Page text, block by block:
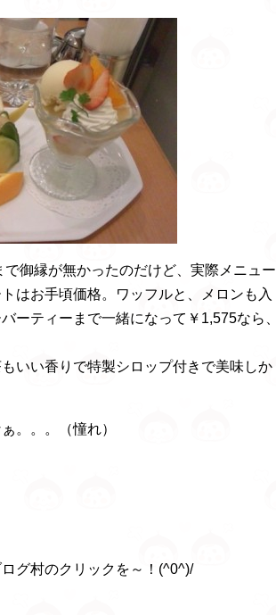
御縁が無かったのだけど、実際メニュー
はお手頃価格。ワッフルと、メロンも入
ーティーまで一緒になって￥1,575なら、
いい香りで特製シロップ付きで美味しか
。。。（憧れ）
グ村のクリックを～！(^0^)/